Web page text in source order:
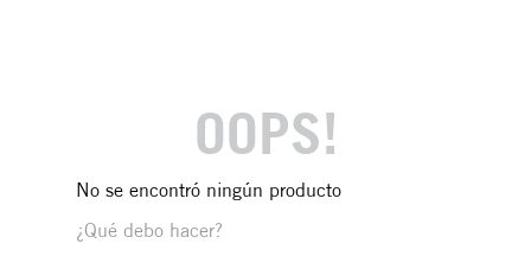
OOPS!
No se encontró ningún producto
¿Qué debo hacer?